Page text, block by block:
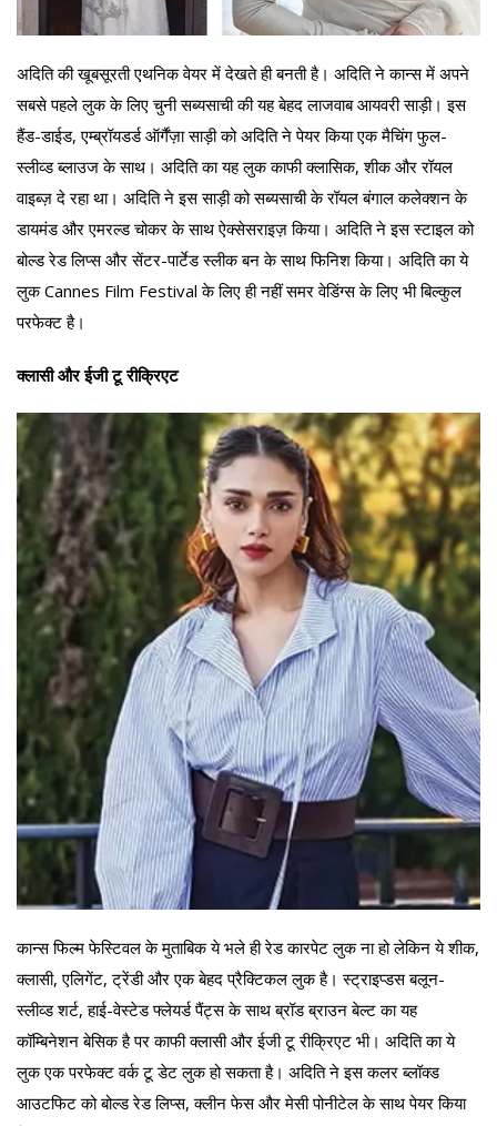
अदिति की खूबसूरती एथनिक वेयर में देखते ही बनती है। अदिति ने कान्स में अपने
सबसे पहले लुक के लिए चुनी सब्यसाची की यह बेहद लाजवाब आयवरी साड़ी। इस
हैंड-डाईड, एम्ब्रॉयडर्ड ऑर्गैंज़ा साड़ी को अदिति ने पेयर किया एक मैचिंग फुल-
स्लीव्ड ब्लाउज के साथ। अदिति का यह लुक काफी क्लासिक, शीक और रॉयल
वाइब्ज़ दे रहा था। अदिति ने इस साड़ी को सब्यसाची के रॉयल बंगाल कलेक्शन के
डायमंड और एमरल्ड चोकर के साथ ऐक्सेसराइज़ किया। अदिति ने इस स्टाइल को
बोल्ड रेड लिप्स और सेंटर-पार्टेड स्लीक बन के साथ फिनिश किया। अदिति का ये
लुक Cannes Film Festival के लिए ही नहीं समर वेडिंग्स के लिए भी बिल्कुल
परफेक्ट है।
क्लासी और ईजी टू रीक्रिएट
कान्स फिल्म फेस्टिवल के मुताबिक ये भले ही रेड कारपेट लुक ना हो लेकिन ये शीक,
क्लासी, एलिगेंट, ट्रेंडी और एक बेहद प्रैक्टिकल लुक है। स्ट्राइप्डस बलून-
स्लीव्ड शर्ट, हाई-वेस्टेड फ्लेयर्ड पैंट्स के साथ ब्रॉड ब्राउन बेल्ट का यह
कॉम्बिनेशन बेसिक है पर काफी क्लासी और ईजी टू रीक्रिएट भी। अदिति का ये
लुक एक परफेक्ट वर्क टू डेट लुक हो सकता है। अदिति ने इस कलर ब्लॉक्ड
आउटफिट को बोल्ड रेड लिप्स, क्लीन फेस और मेसी पोनीटेल के साथ पेयर किया